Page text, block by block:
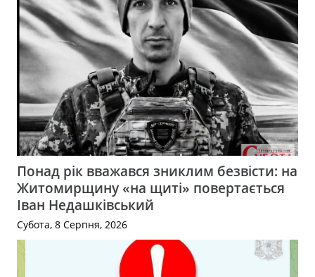
Понад рік вважався зниклим безвісти: на
Житомирщину «на щиті» повертається
Іван Недашківський
Субота, 8 Серпня, 2026